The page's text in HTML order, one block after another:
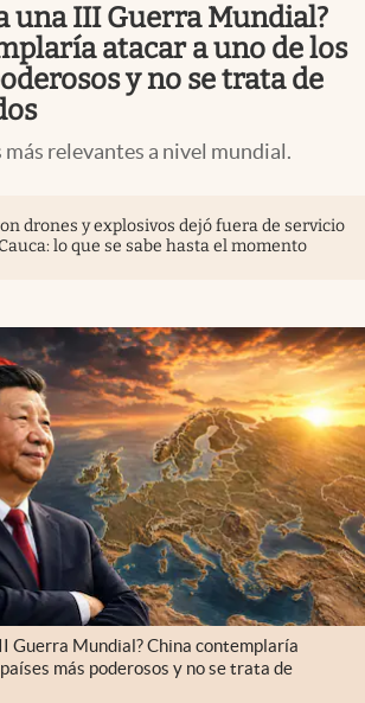
una III Guerra Mundial?
atacar a uno de los
y no se trata de
más relevantes a nivel mundial.
drones y explosivos dejó fuera de servicio
lo que se sabe hasta el momento
Guerra Mundial? China contemplaría
más poderosos y no se trata de